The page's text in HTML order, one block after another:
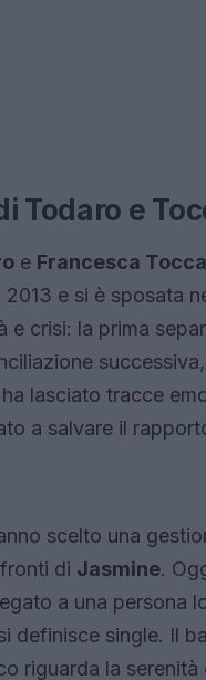
Todaro e
e Francesca Tocca
2013 e si è sposata
crisi: la prima
lasciato tracce
a salvare il
scelto una
di Jasmine.
a una persona
definisce single. Il
riguarda la